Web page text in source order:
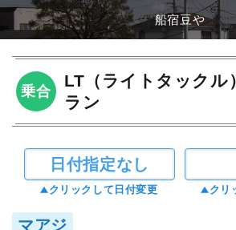
船宿豆や
乗合
LT（ライトタックル
ラン
日付指定なし
クリックして日付変更 クリ
マアジ